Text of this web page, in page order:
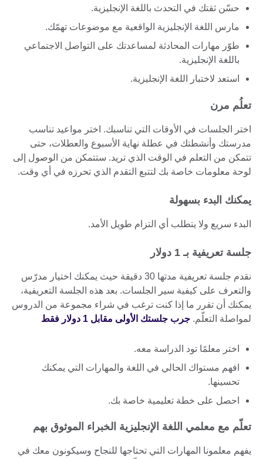
حسّن ثقتك في التحدث باللغة الإنجليزية.
مارس اللغة الإنجليزية الواقعية مع موضوعات تهمّك.
طوّر مهارات المحادثة لمساعدتك على التواصل الاجتماعي
باللغة الإنجليزية.
استعد لاختبار اللغة الإنجليزية.
تعلُم مرن
اختر الجلسات في الأوقات التي تناسبك. اختر مواعيد تناسب
مدرستك وأنشطتك في عطلة نهاية الأسبوع والعطلات، حتى
تتمكن من التعلم في الوقت الذي تريد. ستتمكن من الوصول إلى
لوحة معلومات خاصة بك لتتبع التقدم الذي تحرزه في أي وقت.
يمكنك البدء بسهولة
البدء سريع ولا يتطلب أي التزام طويل الأمد.
جلسة تعريفية بـ 1 دولار
نقدم جلسة تعريفية مدتها 30 دقيقة حيث يمكنك اختيار مدرّس
والتعرف على كيفية سير الجلسات. بعد هذه الجلسة التعريفية،
يمكنك أن تقرر ما إذا كنت ترغب في شراء مجموعة من الدروس
لمواصلة التعلّم. جرب جلستك الأولى مقابل 1 دولار فقط
اختر معلمًا تود الدراسة معه.
افهم مستواك الحالي في اللغة والمهارات التي يمكنك
تحسينها.
احصل على خطة تعليمية خاصة بك.
تعلّم مع معلمي اللغة الإنجليزية الخبراء الموثوق بهم
يفهم معلمونا المهارات التي تحتاجها للنجاح وسيكونون معك في